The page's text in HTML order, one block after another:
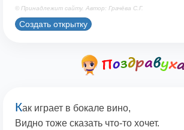
© Принадлежит сайту. Автор: Грачёва С.Г.
Создать открытку
Как играет в бокале вино,
Видно тоже сказать что-то хочет.